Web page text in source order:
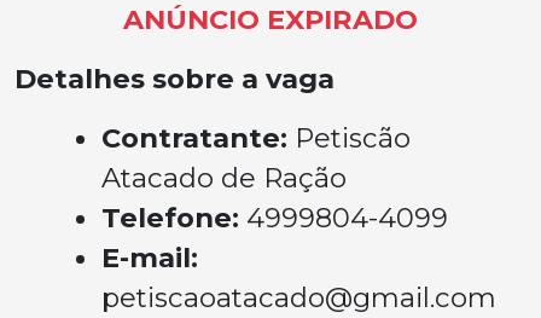
ANÚNCIO EXPIRADO
Detalhes sobre a vaga
Contratante: Petiscão
Atacado de Ração
Telefone: 4999804-4099
E-mail:
petiscaoatacado@gmail.com